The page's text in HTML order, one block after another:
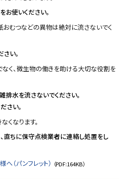
お使いください。
おむつなどの異物は絶対に流さないでく
い。
く、微生物の働きを助ける大切な役割を
排水を流さないでください。
さい。
くなります。
直ちに保守点検業者に連絡し処置をし
（パンフレット） （PDF:164KB）